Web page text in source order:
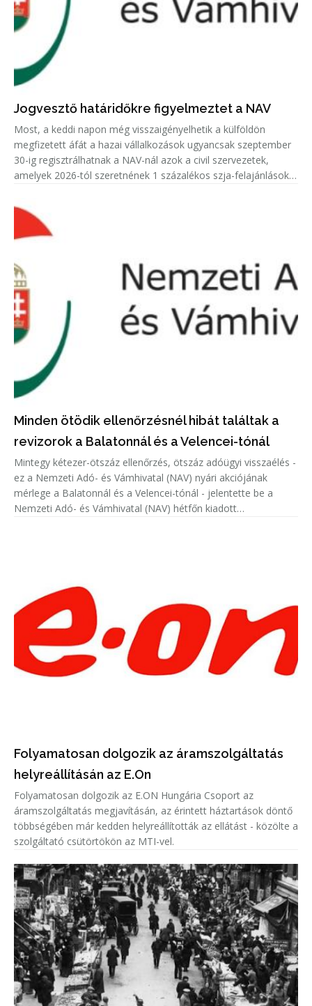
Jogvesztő határidőkre figyelmeztet a NAV
Most, a keddi napon még visszaigényelhetik a külföldön
megfizetett áfát a hazai vállalkozások ugyancsak szeptember
30-ig regisztrálhatnak a NAV-nál azok a civil szervezetek,
amelyek 2026-tól szeretnének 1 százalékos szja-felajánlásokat
Minden ötödik ellenőrzésnél hibát találtak a
revizorok a Balatonnál és a Velencei-tónál
Mintegy kétezer-ötszáz ellenőrzés, ötszáz adóügyi visszaélés -
ez a Nemzeti Adó- és Vámhivatal (NAV) nyári akciójának
mérlege a Balatonnál és a Velencei-tónál - jelentette be a
Nemzeti Adó- és Vámhivatal (NAV) hétfőn kiadott
Folyamatosan dolgozik az áramszolgáltatás
helyreállításán az E.On
Folyamatosan dolgozik az E.ON Hungária Csoport az
áramszolgáltatás megjavításán, az érintett háztartások döntő
többségében már kedden helyreállították az ellátást - közölte a
szolgáltató csütörtökön az MTI-vel.